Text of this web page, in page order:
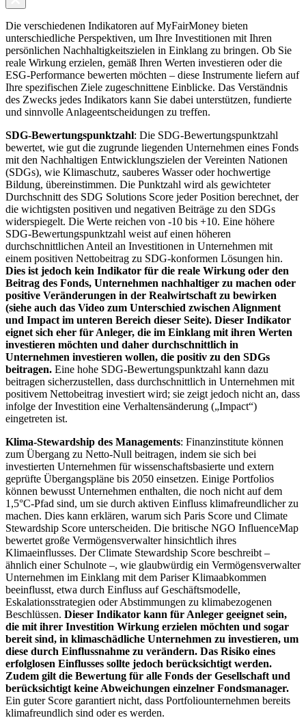
Die verschiedenen Indikatoren auf MyFairMoney bieten
unterschiedliche Perspektiven, um Ihre Investitionen mit Ihren
persönlichen Nachhaltigkeitszielen in Einklang zu bringen. Ob Sie
reale Wirkung erzielen, gemäß Ihren Werten investieren oder die
ESG-Performance bewerten möchten – diese Instrumente liefern auf
Ihre spezifischen Ziele zugeschnittene Einblicke. Das Verständnis
des Zwecks jedes Indikators kann Sie dabei unterstützen, fundierte
und sinnvolle Anlageentscheidungen zu treffen.
SDG-Bewertungspunktzahl: Die SDG-Bewertungspunktzahl
bewertet, wie gut die zugrunde liegenden Unternehmen eines Fonds
mit den Nachhaltigen Entwicklungszielen der Vereinten Nationen
(SDGs), wie Klimaschutz, sauberes Wasser oder hochwertige
Bildung, übereinstimmen. Die Punktzahl wird als gewichteter
Durchschnitt des SDG Solutions Score jeder Position berechnet, der
die wichtigsten positiven und negativen Beiträge zu den SDGs
widerspiegelt. Die Werte reichen von -10 bis +10. Eine höhere
SDG-Bewertungspunktzahl weist auf einen höheren
durchschnittlichen Anteil an Investitionen in Unternehmen mit
einem positiven Nettobeitrag zu SDG-konformen Lösungen hin.
Dies ist jedoch kein Indikator für die reale Wirkung oder den
Beitrag des Fonds, Unternehmen nachhaltiger zu machen oder
positive Veränderungen in der Realwirtschaft zu bewirken
(siehe auch das Video zum Unterschied zwischen Alignment
und Impact im unteren Bereich dieser Seite). Dieser Indikator
eignet sich eher für Anleger, die im Einklang mit ihren Werten
investieren möchten und daher durchschnittlich in
Unternehmen investieren wollen, die positiv zu den SDGs
beitragen. Eine hohe SDG-Bewertungspunktzahl kann dazu
beitragen sicherzustellen, dass durchschnittlich in Unternehmen mit
positivem Nettobeitrag investiert wird; sie zeigt jedoch nicht an, dass
infolge der Investition eine Verhaltensänderung („Impact“)
eingetreten ist.
Klima-Stewardship des Managements: Finanzinstitute können
zum Übergang zu Netto-Null beitragen, indem sie sich bei
investierten Unternehmen für wissenschaftsbasierte und extern
geprüfte Übergangspläne bis 2050 einsetzen. Einige Portfolios
können bewusst Unternehmen enthalten, die noch nicht auf dem
1,5°C-Pfad sind, um sie durch aktiven Einfluss klimafreundlicher zu
machen. Dies kann erklären, warum sich Paris Score und Climate
Stewardship Score unterscheiden. Die britische NGO InfluenceMap
bewertet große Vermögensverwalter hinsichtlich ihres
Klimaeinflusses. Der Climate Stewardship Score beschreibt –
ähnlich einer Schulnote –, wie glaubwürdig ein Vermögensverwalter
Unternehmen im Einklang mit dem Pariser Klimaabkommen
beeinflusst, etwa durch Einfluss auf Geschäftsmodelle,
Eskalationsstrategien oder Abstimmungen zu klimabezogenen
Beschlüssen. Dieser Indikator kann für Anleger geeignet sein,
die mit ihrer Investition Wirkung erzielen möchten und sogar
bereit sind, in klimaschädliche Unternehmen zu investieren, um
diese durch Einflussnahme zu verändern. Das Risiko eines
erfolglosen Einflusses sollte jedoch berücksichtigt werden.
Zudem gilt die Bewertung für alle Fonds der Gesellschaft und
berücksichtigt keine Abweichungen einzelner Fondsmanager.
Ein guter Score garantiert nicht, dass Portfoliounternehmen bereits
klimafreundlich sind oder es werden.